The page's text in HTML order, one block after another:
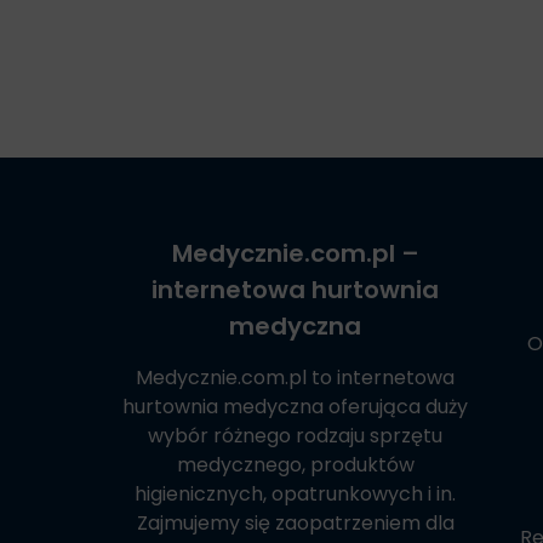
Medycznie.com.pl –
internetowa hurtownia
medyczna
Medycznie.com.pl to internetowa
hurtownia medyczna oferująca duży
wybór różnego rodzaju sprzętu
medycznego, produktów
higienicznych, opatrunkowych i in.
Zajmujemy się zaopatrzeniem dla